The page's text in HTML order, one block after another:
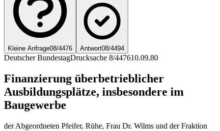
Kleine Anfrage08/4476 Antwort08/4494
Deutscher BundestagDrucksache 8/447610.09.80
Finanzierung überbetrieblicher
Ausbildungsplätze, insbesondere im
Baugewerbe
der Abgeordneten Pfeifer, Rühe, Frau Dr. Wilms und der Fraktion